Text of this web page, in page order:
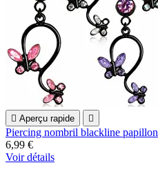
 Aperçu rapide 
Piercing nombril blackline papillon
6,99 €
Voir détails